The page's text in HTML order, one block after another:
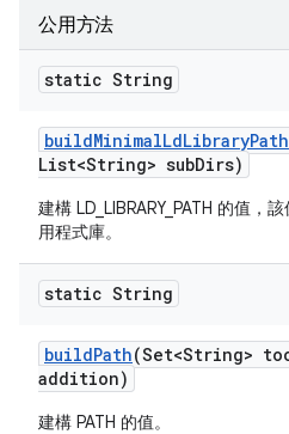
公用方法
static String
buildMinimalLdLibraryPath
List<String> subDirs)
建構 LD_LIBRARY_PATH 的值，
用程式庫。
static String
buildPath(Set<String>
addition)
建構 PATH 的值。